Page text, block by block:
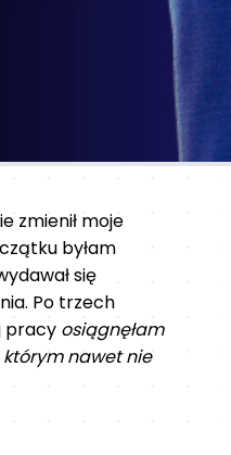
zmienił moje
byłam
się
Po trzech
pracy osiągnęłam
którym nawet nie